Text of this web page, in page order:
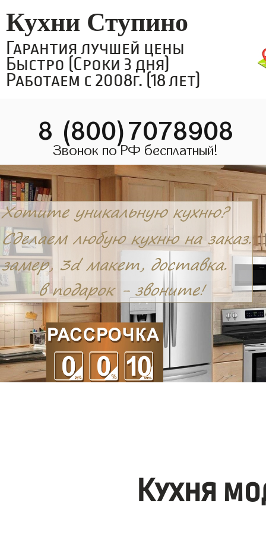
Кухни Ступино
Гарантия лучшей цены
Быстро (Сроки 3 дня)
Работаем с 2008г. (18 лет)
8 (800)7078908
Звонок по РФ бесплатный!
Кухня